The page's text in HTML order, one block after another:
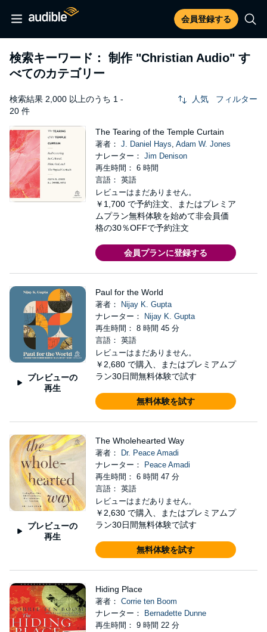
会員登録する
検索キーワード： 制作 "Christian Audio" す
べてのカテゴリー
検索結果 2,000 以上のうち 1 -
20 件
人気 フィルター
The Tearing of the Temple Curtain
著者： J. Daniel Hays, Adam W. Jones
ナレーター： Jim Denison
再生時間： 6 時間
言語： 英語
レビューはまだありません。
￥1,700 で予約注文、またはプレミア
ムプラン無料体験を始めて非会員価
格の30％OFFで予約注文
会員プランに登録する
プレビューの
再生
Paul for the World
著者：
Nijay K. Gupta
ナレーター：
Nijay K. Gupta
再生時間： 8 時間 45 分
言語： 英語
レビューはまだありません。
￥2,680 で購入、またはプレミアムプ
ラン30日間無料体験で試す
無料体験を試す
プレビューの
再生
The Wholehearted Way
著者：
Dr. Peace Amadi
ナレーター：
Peace Amadi
再生時間： 6 時間 47 分
言語： 英語
レビューはまだありません。
￥2,630 で購入、またはプレミアムプ
ラン30日間無料体験で試す
無料体験を試す
Hiding Place
著者： Corrie ten Boom
ナレーター：
Bernadette Dunne
再生時間： 9 時間 22 分